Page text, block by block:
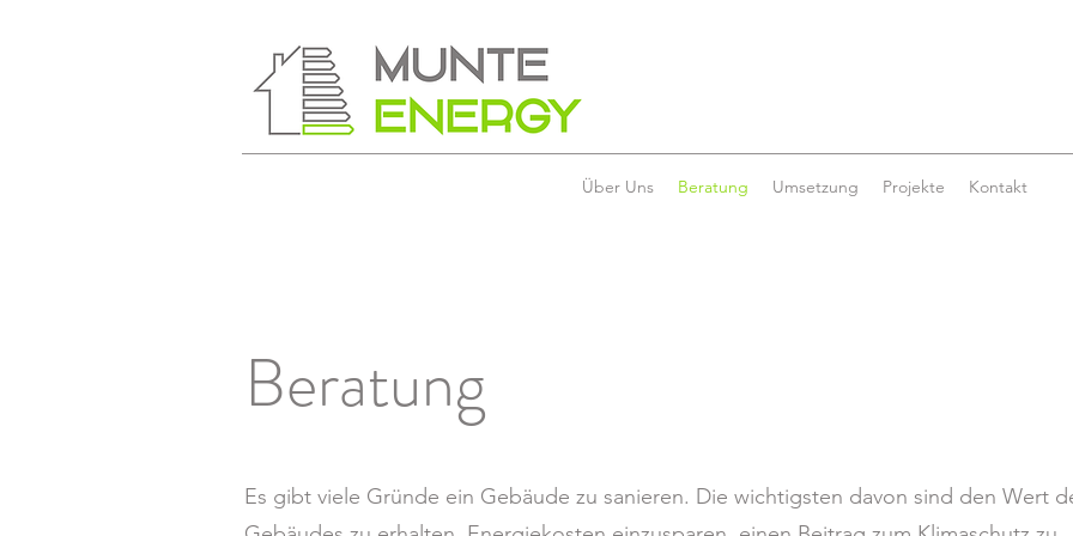
Über Uns Beratung Umsetzung Projekte Kontakt
Beratung
Es gibt viele Gründe ein Gebäude zu sanieren. Die wichtigsten davon sind den Wert